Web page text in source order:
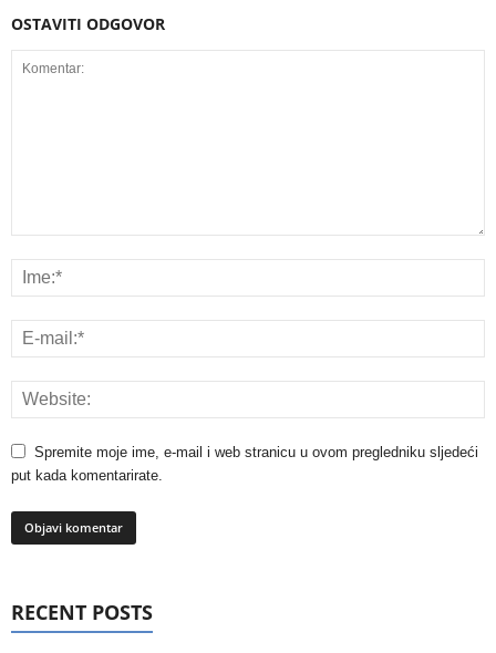
OSTAVITI ODGOVOR
Spremite moje ime, e-mail i web stranicu u ovom pregledniku sljedeći
put kada komentarirate.
RECENT POSTS